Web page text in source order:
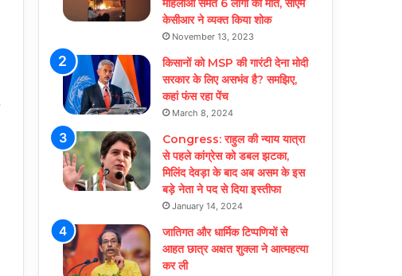
महिलाओं समेत 6 लोगों की मौत, सीएम
केसीआर ने व्यक्त किया शोक
November 13, 2023
किसानों को MSP की गारंटी देना मोदी
सरकार के लिए असभंव है? समझिए,
कहां फंस रहा पेंच
March 8, 2024
Congress: राहुल की न्याय यात्रा
से पहले कांग्रेस को डबल झटका,
मिलिंद देवड़ा के बाद अब असम के इस
बड़े नेता ने पद से दिया इस्तीफा
January 14, 2024
जातिगत और धार्मिक टिप्पणियों से
आहत छात्र अक्षत शुक्ला ने आत्महत्या
कर ली